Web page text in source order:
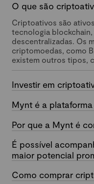
O que são
Criptoativos são
tecnologia
descentralizadas. Os
criptomoedas, como
existem outros tipos,
Investir em
Mynt é a
Por que a Mynt é
É possível
maior potencial
Como comprar